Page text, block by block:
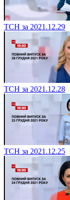
ТСН за 2021.12.29
ТСН за 2021.12.28
ТСН за 2021.12.25